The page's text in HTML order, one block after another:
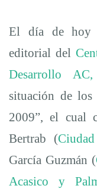
El día de hoy
editorial del
Desarrollo AC,
situación de los
2009”, el cual
Bertrab (
García Guzmán (
Acasico y